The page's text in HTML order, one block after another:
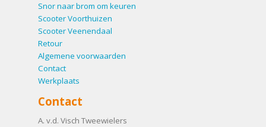
Snor naar brom om keuren
Scooter Voorthuizen
Scooter Veenendaal
Retour
Algemene voorwaarden
Contact
Werkplaats
Contact
A. v.d. Visch Tweewielers